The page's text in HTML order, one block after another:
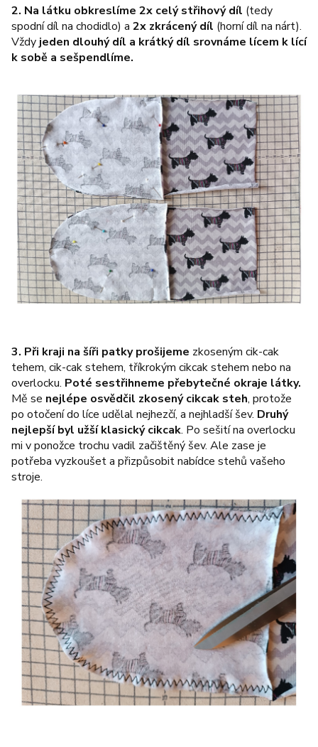
2. Na látku obkreslíme 2x celý střihový díl (tedy
spodní díl na chodidlo) a 2x zkrácený díl (horní díl na nárt).
Vždy jeden dlouhý díl a krátký díl srovnáme lícem k lící
k sobě a sešpendlíme.
3. Při kraji na šíři patky prošijeme zkoseným cik-cak
tehem, cik-cak stehem, tříkrokým cikcak stehem nebo na
overlocku. Poté sestřihneme přebytečné okraje látky.
Mě se nejlépe osvědčil zkosený cikcak steh, protože
po otočení do líce udělal nejhezčí, a nejhladší šev. Druhý
nejlepší byl užší klasický cikcak. Po sešití na overlocku
mi v ponožce trochu vadil začištěný šev. Ale zase je
potřeba vyzkoušet a přizpůsobit nabídce stehů vašeho
stroje.